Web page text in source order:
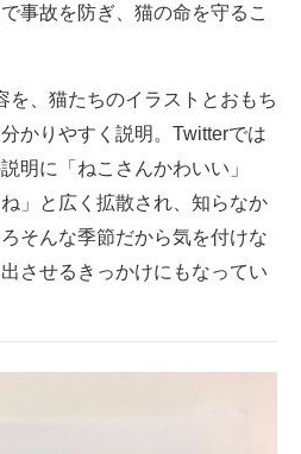
事故を防ぎ、猫の命を守るこ
、猫たちのイラストとおもち
かりやすく説明。Twitterでは
明に「ねこさんかわいい」
」と広く拡散され、知らなか
そんな季節だから気を付けな
させるきっかけにもなってい